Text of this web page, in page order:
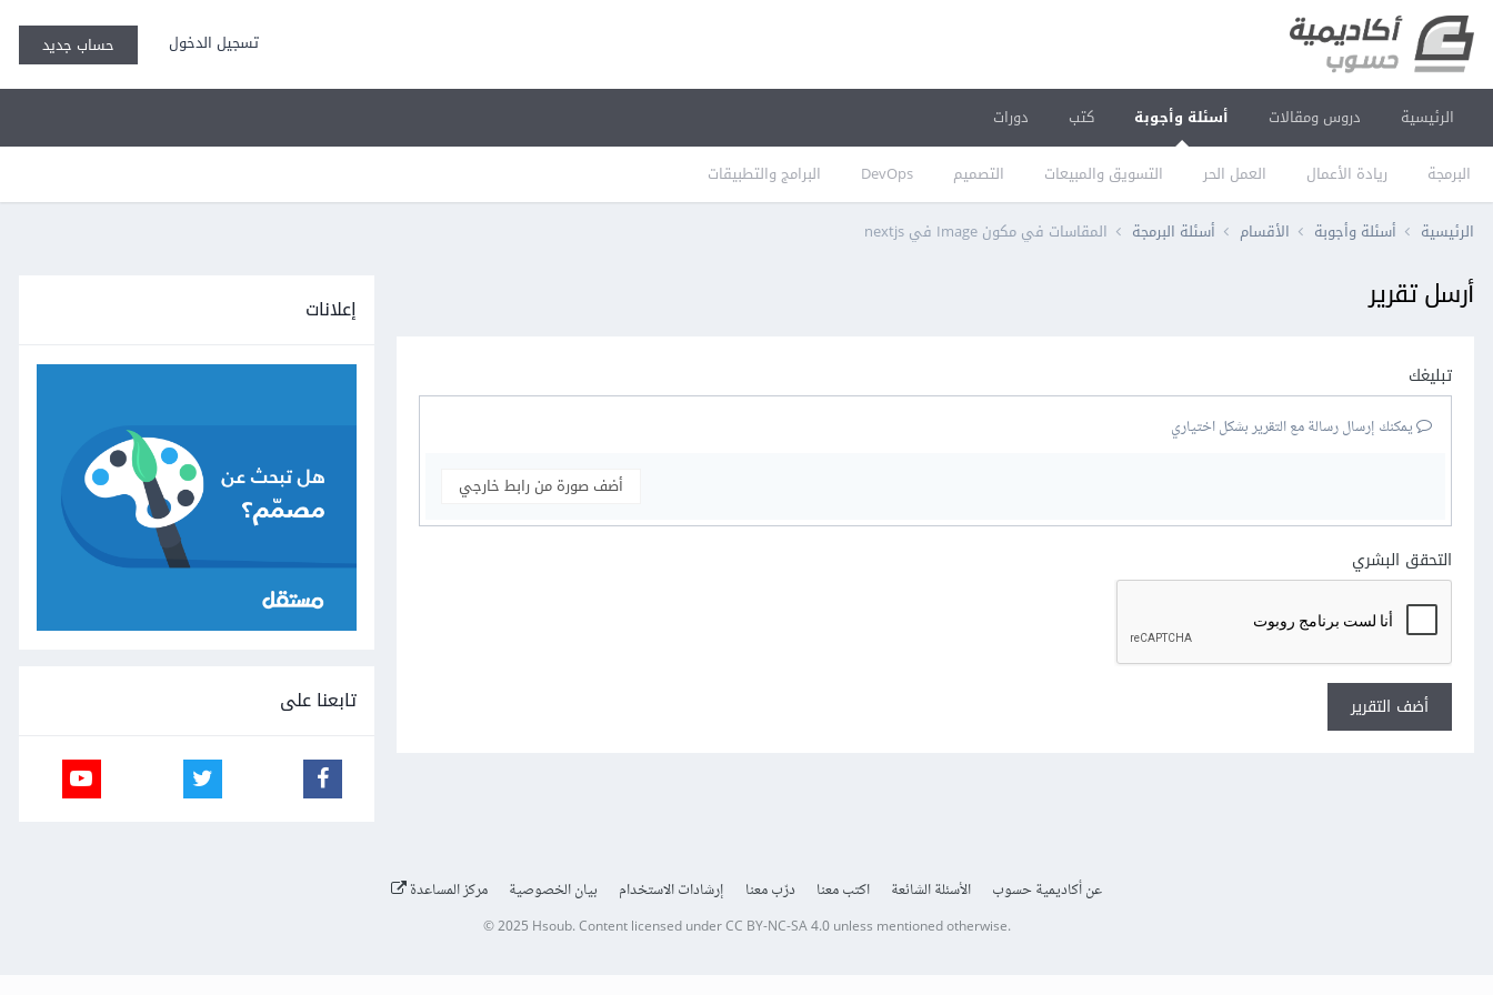
تسجيل الدخول حساب جديد
الرئيسية دروس ومقالات أسئلة وأجوبة
البرمجة ريادة الأعمال العمل الحر التسويق والمبيعات التصميم DevOps البرامج والتطبيقات
كتب دورات
الرئيسية أسئلة وأجوبة الأقسام أسئلة البرمجة المقاسات في مكون Image في nextjs
أرسل تقرير
تبليغك
يمكنك إرسال رسالة مع التقرير بشكل اختياري
أضف صورة من رابط خارجي
التحقق البشري
أضف التقرير
إعلانات
تابعنا على
عن أكاديمية حسوب الأسئلة الشائعة اكتب معنا درّب معنا إرشادات الاستخدام بيان الخصوصية مركز المساعدة
© 2025 Hsoub.Content licensed underCC BY-NC-SA 4.0unless mentioned otherwise.